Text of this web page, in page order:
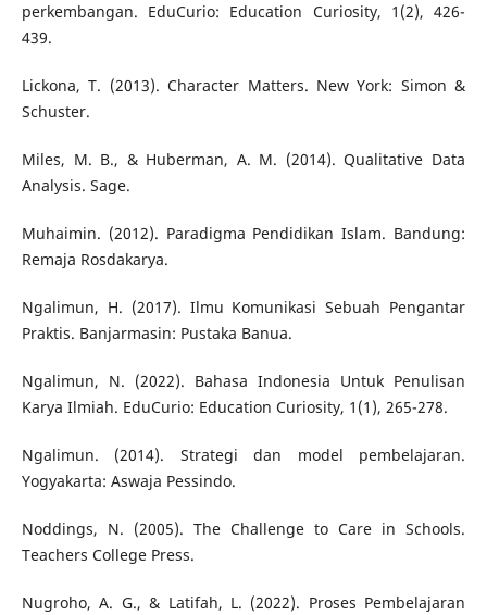
perkembangan. EduCurio: Education Curiosity, 1(2), 426-
439.
Lickona, T. (2013). Character Matters. New York: Simon &
Schuster.
Miles, M. B., & Huberman, A. M. (2014). Qualitative Data
Analysis. Sage.
Muhaimin. (2012). Paradigma Pendidikan Islam. Bandung:
Remaja Rosdakarya.
Ngalimun, H. (2017). Ilmu Komunikasi Sebuah Pengantar
Praktis. Banjarmasin: Pustaka Banua.
Ngalimun, N. (2022). Bahasa Indonesia Untuk Penulisan
Karya Ilmiah. EduCurio: Education Curiosity, 1(1), 265-278.
Ngalimun. (2014). Strategi dan model pembelajaran.
Yogyakarta: Aswaja Pessindo.
Noddings, N. (2005). The Challenge to Care in Schools.
Teachers College Press.
Nugroho, A. G., & Latifah, L. (2022). Proses Pembelajaran